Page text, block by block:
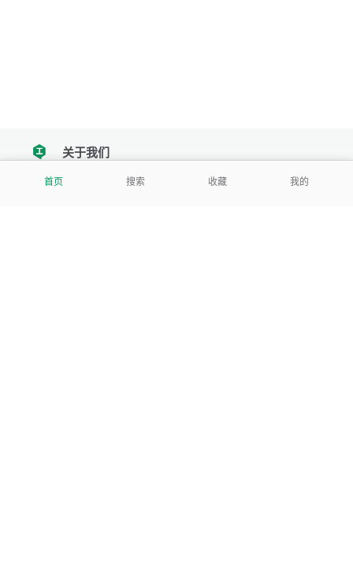
首页 搜索 收藏 我的
tencent关于我们
我们努力把每一个工具做成批量处理的产品